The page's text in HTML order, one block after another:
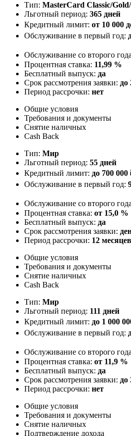
Тип: MasterСard Classic/
Льготный период: 365 дней
Кредитный лимит: от 10 000
Обслуживание в первый год:
Обслуживание со второго
Процентная ставка: 11,99 %
Бесплатный выпуск: да
Срок рассмотрения заявки: до
Период рассрочки: нет
Общие условия
Требования и документы
Снятие наличных
Cash Back
Тип: Мир
Льготный период: 55 дней
Кредитный лимит: до 700 000
Обслуживание в первый год:
Обслуживание со второго
Процентная ставка: от 15,0 %
Бесплатный выпуск: да
Срок рассмотрения заявки:
Период рассрочки: 12 месяцев
Общие условия
Требования и документы
Снятие наличных
Cash Back
Тип: Мир
Льготный период: 111 дней
Кредитный лимит: до 1 000
Обслуживание в первый год:
Обслуживание со второго
Процентная ставка: от 11,9 %
Бесплатный выпуск: да
Срок рассмотрения заявки: до
Период рассрочки: нет
Общие условия
Требования и документы
Снятие наличных
Подтверждение дохода